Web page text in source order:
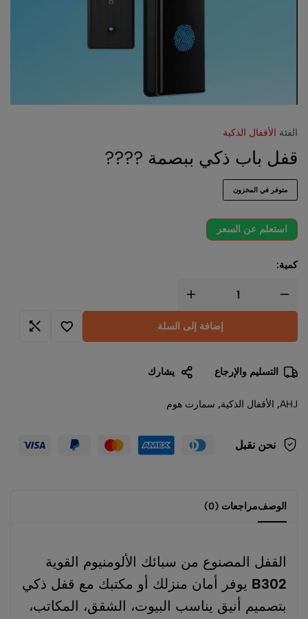
الفئة الأقفال الذكية
قفل باب ذكي ببصمة ????
متوفر في المخزون
استعلم عن السعر
كمية:
إضافة إلى السلة
التسليم والإرجاع يشارك
AHJ
, الأقفال الذكية, سمارت هوم
نحن نقبل
الوصفمراجعات (0)
القفل المصنوع من سبائك الألومنيوم القوية
B302 يوفر أمان منزلك أو مكتبك مع قفل ذكي
بتصميم أنيق يناسب البيوت، الشقق، المكاتب،